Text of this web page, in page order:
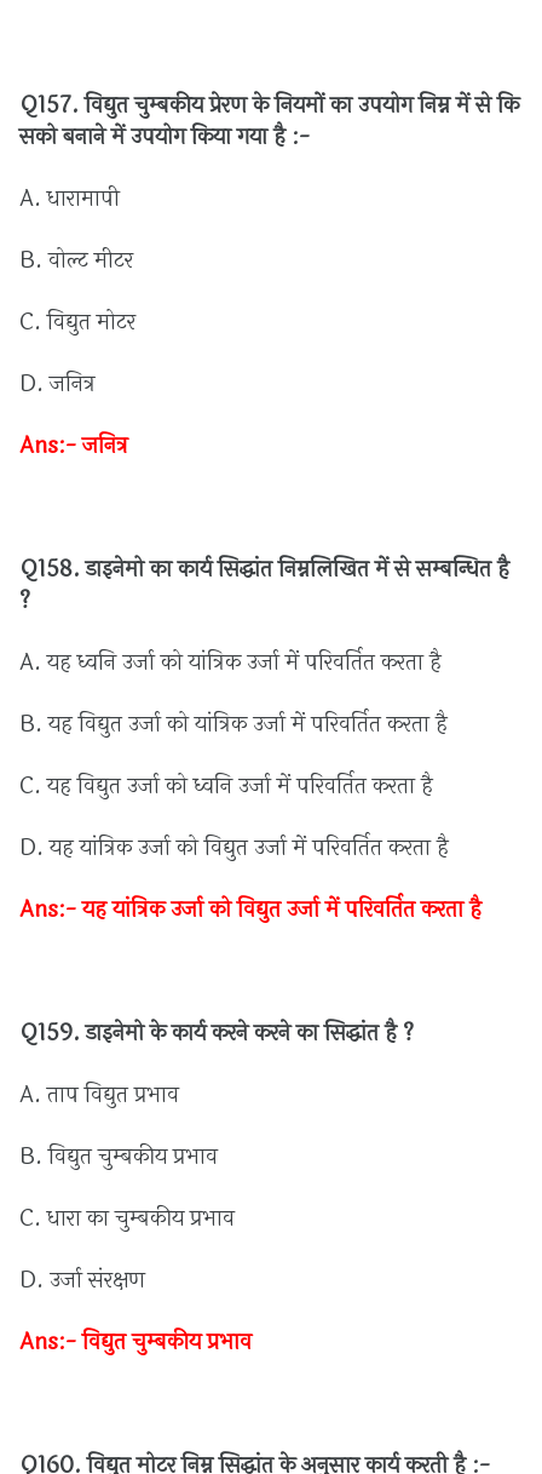
Q157.विद्युतचुम्बकीयप्रेरणकेनियमोंकाउपयोगनिम्नमेंसेकि
सकोबनानेमेंउपयोगकियागयाहै :-
A.धारामापी
B.वोल्टमीटर
C.विद्युतमोटर
D.जनित्र
Ans:-जनित्र
Q158.डाइनेमोकाकार्यसिद्धांतनिम्नलिखितमेंसेसम्बन्धितहै
?
A.यहध्वनिउर्जाकोयांत्रिकउर्जामेंपरिवर्तितकरताहै
B.यहविद्युतउर्जाकोयांत्रिकउर्जामेंपरिवर्तितकरताहै
C.यहविद्युतउर्जाकोध्वनिउर्जामेंपरिवर्तितकरताहै
D.यहयांत्रिकउर्जाकोविद्युतउर्जामेंपरिवर्तितकरताहै
Ans:-यहयांत्रिकउर्जाकोविद्युतउर्जामेंपरिवर्तितकरताहै
Q159.डाइनेमोकेकार्यकरनेकरनेकासिद्धांतहै ?
A.तापविद्युतप्रभाव
B.विद्युतचुम्बकीयप्रभाव
C.धाराकाचुम्बकीयप्रभाव
D. उर्जासंरक्षण
Ans:-विद्युतचुम्बकीयप्रभाव
Q160.विद्युतमोटरनिम्नसिद्धांतकेअनुसारकार्यकरतीहै :-